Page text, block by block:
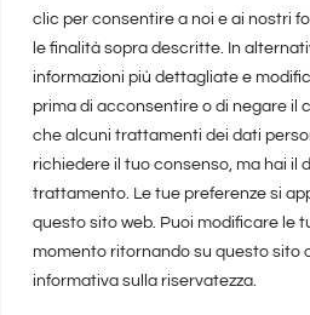
clic per consentire a noi e ai nostri
le finalità sopra descritte. In
informazioni più dettagliate e
prima di acconsentire o di negare il
che alcuni trattamenti dei dati
richiedere il tuo consenso, ma hai il
trattamento. Le tue preferenze si
questo sito web. Puoi modificare le
momento ritornando su questo sito
informativa sulla riservatezza.
realizzato da Marina Galatioto©2025